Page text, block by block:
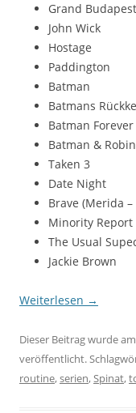
Grand
John Wick
Hostage
Paddington
Batman
Batmans
Batman Forever
Batman & Robin
Taken 3
Date Night
Brave (Merida
Minority Report
The Usual
Jackie Brown
Weiterlesen →
Dieser Beitrag wurde am
veröffentlicht.
routine,serien,Spinat,